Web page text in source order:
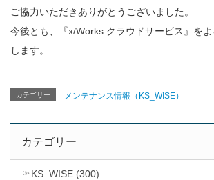
ご協力いただきありがとうございました。
今後とも、『x/Works クラウドサービス』を
します。
カテゴリー メンテナンス情報（KS_WISE）
カテゴリー
KS_WISE (300)